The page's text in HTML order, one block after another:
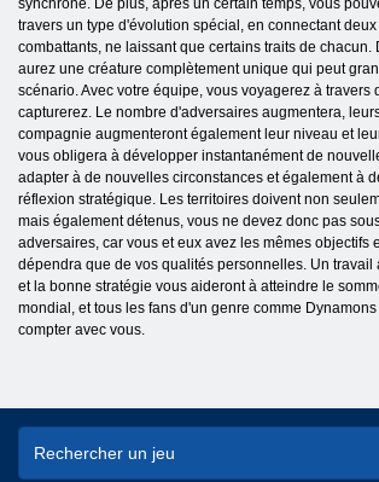
synchrone. De plus, après un certain temps, vous
travers un type d'évolution spécial, en connectant
combattants, ne laissant que certains traits de chacun.
aurez une créature complètement unique qui peut
scénario. Avec votre équipe, vous voyagerez à travers
capturerez. Le nombre d'adversaires augmentera,
compagnie augmenteront également leur niveau et
vous obligera à développer instantanément de
adapter à de nouvelles circonstances et également à
réflexion stratégique. Les territoires doivent non
mais également détenus, vous ne devez donc pas
adversaires, car vous et eux avez les mêmes objectifs
dépendra que de vos qualités personnelles. Un travail
et la bonne stratégie vous aideront à atteindre le
mondial, et tous les fans d'un genre comme
compter avec vous.